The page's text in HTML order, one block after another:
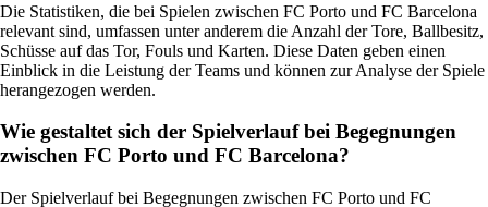
Die Statistiken, die bei Spielen zwischen FC Porto und FC Barcelona
relevant sind, umfassen unter anderem die Anzahl der Tore, Ballbesitz,
Schüsse auf das Tor, Fouls und Karten. Diese Daten geben einen
Einblick in die Leistung der Teams und können zur Analyse der Spiele
herangezogen werden.
Wie gestaltet sich der Spielverlauf bei Begegnungen
zwischen FC Porto und FC Barcelona?
Der Spielverlauf bei Begegnungen zwischen FC Porto und FC